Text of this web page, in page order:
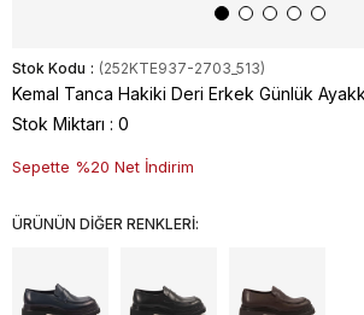
Stok Kodu (252KTE937-2703_513)
Kemal Tanca Hakiki Deri Erkek Günlük
Stok Miktarı : 0
Sepette %20 Net İndirim
ÜRÜNÜN DİĞER RENKLERİ: